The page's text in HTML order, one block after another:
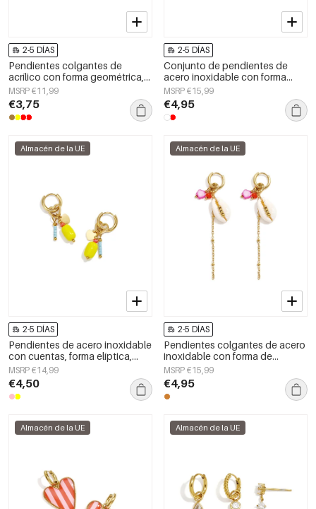
2-5 DÍAS
Pendientes colgantes de
acrílico con forma geométrica,
estilo casual y sencillo para uso
diario. Joyería para mujer.
MSRP €11,99
€3,75
2-5 DÍAS
Conjunto de pendientes de
acero inoxidable con forma
geométrica, sencillos, de la
serie Daily Simple, joyería para
mujer.
MSRP €15,99
€4,95
Almacén de la UE
2-5 DÍAS
Pendientes de acero inoxidable
con cuentas, forma elíptica,
lindos, de la serie Daily Simple,
joyería para mujer
MSRP €14,99
€4,50
Almacén de la UE
2-5 DÍAS
Pendientes colgantes de acero
inoxidable con forma de
concha, serie Simple Simple,
joyería para mujer
MSRP €15,99
€4,95
Almacén de la UE Almacén de la UE